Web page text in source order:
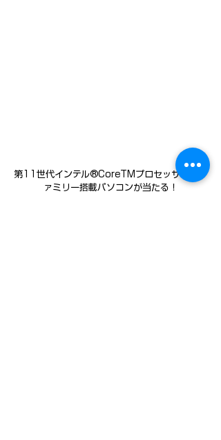
第11世代インテル®CoreTMプロセッサー・フ
ァミリー搭載パソコンが当たる！